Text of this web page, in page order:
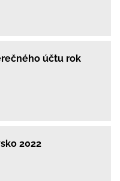
účtu rok
2022